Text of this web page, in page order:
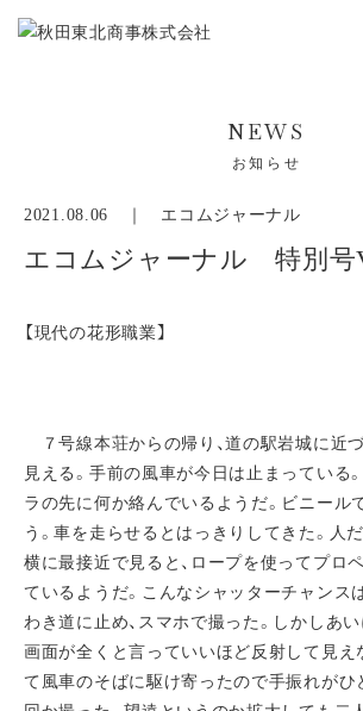
NEWS
お知らせ
2021.08.06 ｜ エコムジャーナル
エコムジャーナル 特別号
【現代の花形職業】
７号線本荘からの帰り、道の駅岩城に近
見える。手前の風車が今日は止まっている
ラの先に何か絡んでいるようだ。ビニール
う。車を走らせるとはっきりしてきた。人だ
横に最接近で見ると、ロープを使ってプロ
ているようだ。こんなシャッターチャンス
わき道に止め、スマホで撮った。しかしあい
画面が全くと言っていいほど反射して見え
て風車のそばに駆け寄ったので手振れがひ